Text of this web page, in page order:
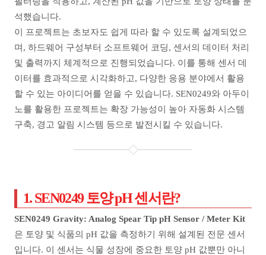
석했습니다.
이 프로젝트는 초보자도 쉽게 따라 할 수 있도록 설계되었으
며, 하드웨어 구성부터 소프트웨어 코딩, 센서의 데이터 처리
및 출력까지 체계적으로 진행되었습니다. 이를 통해 센서 데
이터를 효과적으로 시각화하고, 다양한 응용 분야에서 활용
할 수 있는 아이디어를 얻을 수 있습니다. SEN0249와 아두이
노를 활용한 프로젝트는 확장 가능성이 높아 자동화 시스템
구축, 경고 알림 시스템 등으로 발전시킬 수 있습니다.
1. SEN0249 토양 pH 센서란?
SEN0249 Gravity: Analog Spear Tip pH Sensor / Meter Kit
은 토양 및 식품의 pH 값을 측정하기 위해 설계된 전문 센서
입니다. 이 센서는 식물 성장에 중요한 토양 pH 값뿐만 아니